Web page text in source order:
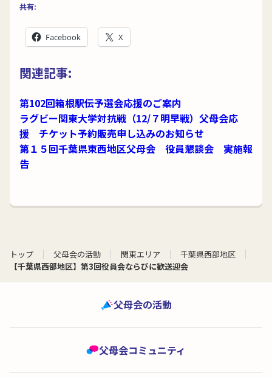
共有:
Facebook X
関連記事:
第102回箱根駅伝予選会応援のご案内
ラグビー関東大学対抗戦（12/７明早戦）父母会応
援 チケット予約販売申し込みのお知らせ
第１５回千葉県東西地区父母会 役員懇談会 実施報
告
トップ 父母会の活動 関東エリア
千葉県西部地区
【千葉県西部地区】第3回役員会ならびに歓送迎会
父母会の活動
父母会コミュニティ